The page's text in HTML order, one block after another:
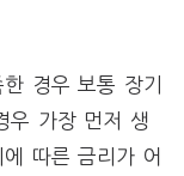
경우 보통 장기
우 가장 먼저 생
따른 금리가 어